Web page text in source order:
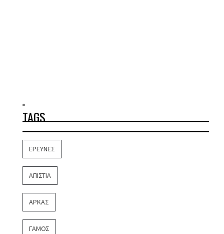
TAGS
ΈΡΕΥΝΕΣ
ΑΠΙΣΤΊΑ
ΑΡΚΆΣ
ΓΆΜΟΣ